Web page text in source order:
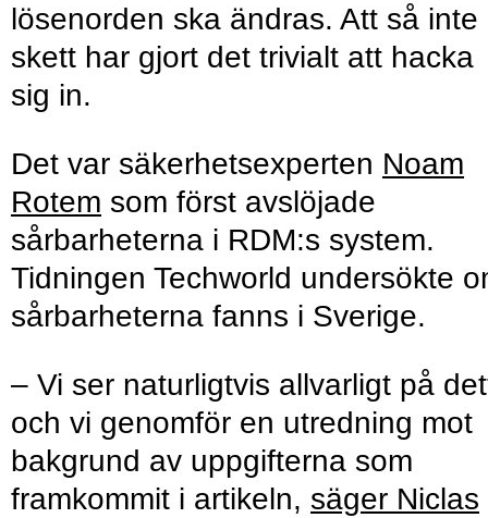
lösenorden ska ändras. Att så inte
skett har gjort det trivialt att hacka
sig in.
Det var säkerhetsexperten Noam
Rotem som först avslöjade
sårbarheterna i RDM:s system.
Tidningen Techworld undersökte
sårbarheterna fanns i Sverige.
– Vi ser naturligtvis allvarligt på
och vi genomför en utredning mot
bakgrund av uppgifterna som
framkommit i artikeln, säger Niclas